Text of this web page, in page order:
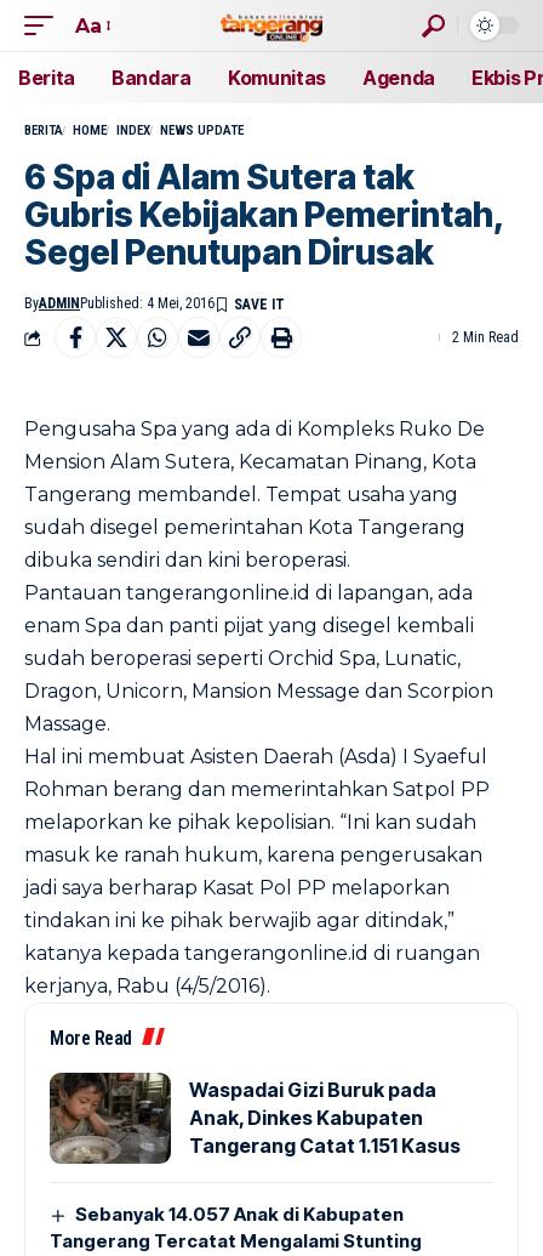
Aa
Berita Bandara Komunitas Agenda Ekbis
BERITA HOME INDEX NEWS UPDATE
6 Spa di Alam Sutera tak
Gubris Kebijakan Pemerintah,
Segel Penutupan Dirusak
ByADMIN Published: 4 Mei, 2016
2 Min Read
Pengusaha Spa yang ada di Kompleks Ruko De
Mension Alam Sutera, Kecamatan Pinang, Kota
Tangerang membandel. Tempat usaha yang
sudah disegel pemerintahan Kota Tangerang
dibuka sendiri dan kini beroperasi.
Pantauan tangerangonline.id di lapangan, ada
enam Spa dan panti pijat yang disegel kembali
sudah beroperasi seperti Orchid Spa, Lunatic,
Dragon, Unicorn, Mansion Message dan Scorpion
Massage.
Hal ini membuat Asisten Daerah (Asda) I Syaeful
Rohman berang dan memerintahkan Satpol PP
melaporkan ke pihak kepolisian. “Ini kan sudah
masuk ke ranah hukum, karena pengerusakan
jadi saya berharap Kasat Pol PP melaporkan
tindakan ini ke pihak berwajib agar ditindak,”
katanya kepada tangerangonline.id di ruangan
kerjanya, Rabu (4/5/2016).
More Read
Waspadai Gizi Buruk pada
Anak, Dinkes Kabupaten
Tangerang Catat 1.151 Kasus
Sebanyak 14.057 Anak di Kabupaten
Tangerang Tercatat Mengalami Stunting